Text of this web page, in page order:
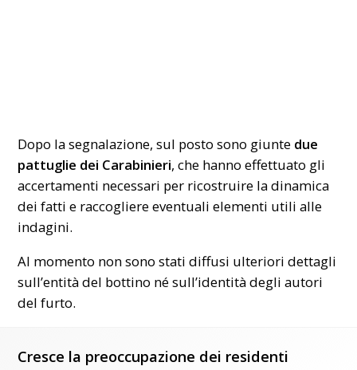
Dopo la segnalazione, sul posto sono giunte due
pattuglie dei Carabinieri, che hanno effettuato gli
accertamenti necessari per ricostruire la dinamica
dei fatti e raccogliere eventuali elementi utili alle
indagini.
Al momento non sono stati diffusi ulteriori dettagli
sull’entità del bottino né sull’identità degli autori
del furto.
Cresce la preoccupazione dei residenti